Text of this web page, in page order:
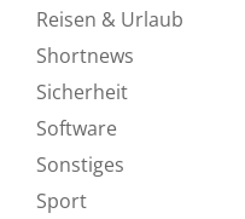
Reisen & Urlaub
Shortnews
Sicherheit
Software
Sonstiges
Sport